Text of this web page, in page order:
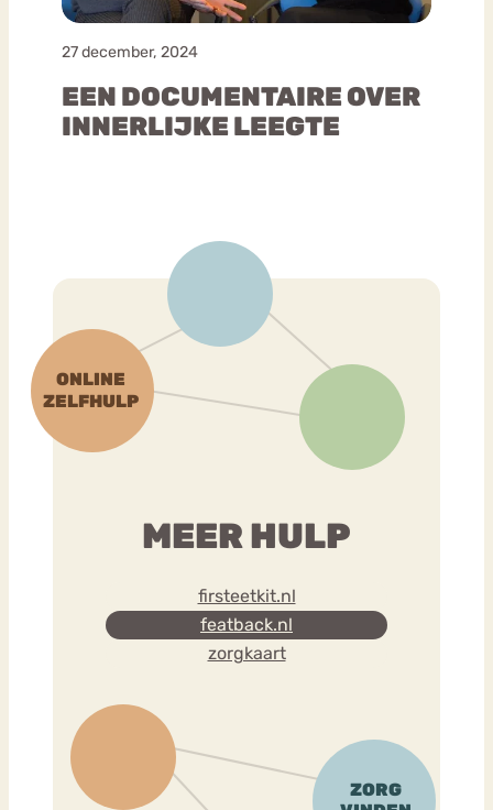
27 december, 2024
EEN DOCUMENTAIRE OVER
INNERLIJKE LEEGTE
MEER HULP
firsteetkit.nl
featback.nl
zorgkaart